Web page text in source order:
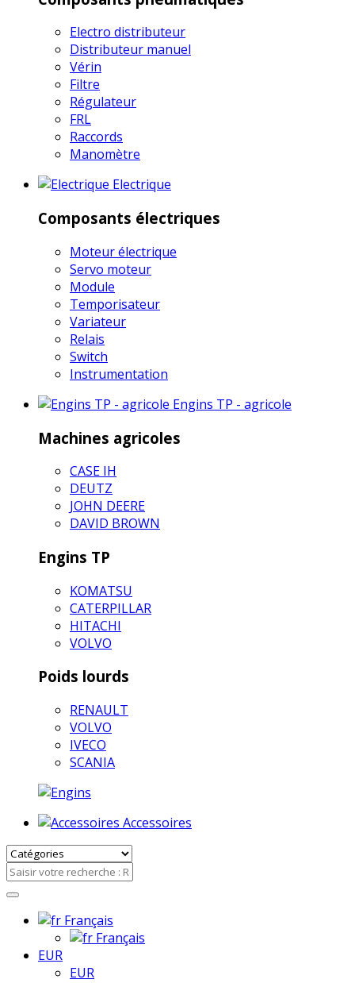
Electro distributeur
Distributeur manuel
Vérin
Filtre
Régulateur
FRL
Raccords
Manomètre
Electrique
Composants électriques
Moteur électrique
Servo moteur
Module
Temporisateur
Variateur
Relais
Switch
Instrumentation
Engins TP - agricole
Machines agricoles
CASE IH
DEUTZ
JOHN DEERE
DAVID BROWN
Engins TP
KOMATSU
CATERPILLAR
HITACHI
VOLVO
Poids lourds
RENAULT
VOLVO
IVECO
SCANIA
Accessoires
Français
Français
EUR
EUR